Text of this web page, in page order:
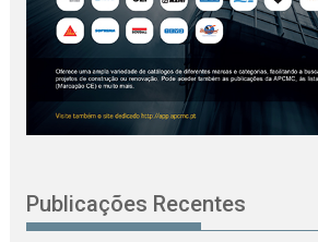
Publicações Recentes